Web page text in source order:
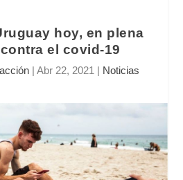
hoy, en plena
el covid-19
| Abr 22, 2021 | Noticias